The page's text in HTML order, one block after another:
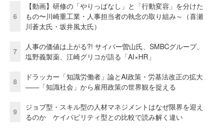
6
【動画】研修の「やりっぱなし」と「行動変容」を分けた
もの〜川崎重工業・人事担当者の執念の取り組み～（喜瀬
川蒼太氏・坂井風太氏）
7
人事の価値は上がる?! サイバー曽山氏、SMBCグループ、
塩野義製薬、江崎グリコが語る「AI×HR」
8
ドラッカー「知識労働者」論とAI政策・労基法改正の拡大
——「知識社会」から雇用政策の世界観を捉える
9
ジョブ型・スキル型の人材マネジメントはなぜ限界を迎え
るのか ケイパビリティ型との比較で読み解く違い